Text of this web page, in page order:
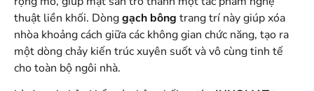
thuật liền khối. Dònggạch bông trang trí này giúp xóa
nhòa khoảng cách giữa các không gian chức năng, tạo ra
một dòng chảy kiến trúc xuyên suốt và vô cùng tinh tế
cho toàn bộ ngôi nhà.